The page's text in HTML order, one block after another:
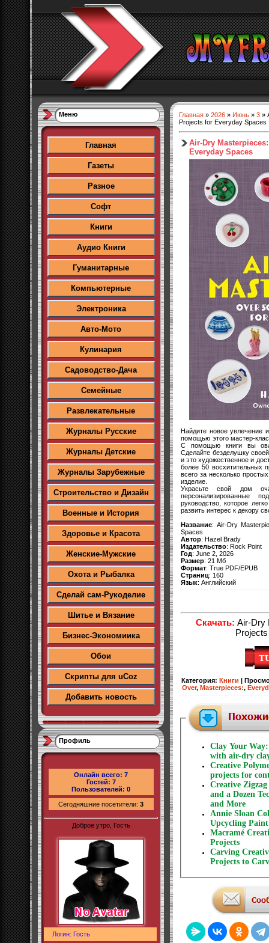
Меню
Главная
Газеты
Разное
Софт
Книги
Аудио Книги
Гуманитарные
Компьютерные
Электроника
Авто-Мото
Кулинария
Садоводство-Дача
Семейные
Развлекательные
Журналы Русские
Журналы Детские
Журналы Зарубежные
Строительство и Дизайн
Военные и История
Здоровье и Красота
Женские-Мужские
Охота и Рыбалка
Сделай сам-Рукоделие
Шитье и Вязание
Бизнес-Экономиика
Обои
Скрипты для uCoz
Добавить новость
Профиль
Онлайн всего: 7
Гостей: 7
Пользователей: 0
Сегодняшние посетители: 3
Доброе утро, Гость
Логин: Гость
Главная » 2026 » Июнь » 3 »
Projects for Everyday Spaces
Air-Dry
Everyday Spaces
Найдите новое увлечение
помощью этого мастер-
С помощью книги вы
Сделайте безделушку
и это художественное и
более 50 восхитительных
всего за несколько
изделие.
Украсьте свой дом
персонализированные
руководство, которое
развить интерес к декору
Название: Air-Dry
Spaces
Автор: Hazel Brady
Издательство: Rock Point
Год: June 2, 2026
Размер: 21 Мб
Формат: True PDF/EPUB
Страниц: 160
Язык: Английский
Скачать: Air-Dry
Категория: Книги
Over, Masterpieces:,
Clay Your
with air-dry
Creative
projects for
Creative
and a Dozen
and More
Annie Sloan
Upcycling
Macramé
Projects
Carving
Projects to